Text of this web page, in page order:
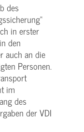
des
in erster
den
auch an die
Personen.
im
des
der VDI